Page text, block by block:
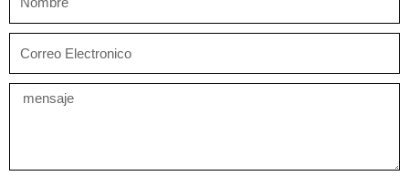
Mensaje